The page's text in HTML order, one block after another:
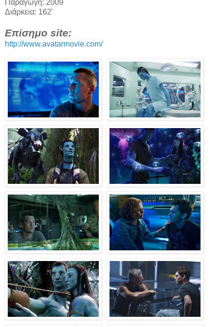
Παραγωγή: 2009
Διάρκεια: 162'
Επίσημο site:
http://www.avatarmovie.com/